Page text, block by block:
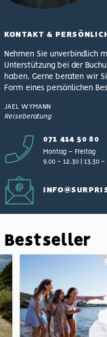
KONTAKT &
Nehmen Sie unverbindlich
Unterstützung bei der
haben. Gerne beraten wir
Form eines persönlichen
JAEL WYMANN
Reiseberatung
071 414 50 80
Montag – Freitag
9.00 − 12.30 | 13.30 −
Bestseller